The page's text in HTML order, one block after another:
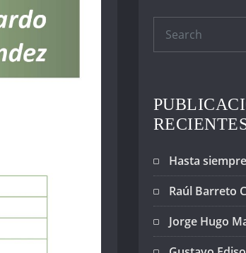
Hasta
Raúl Barreto
Jorge Hugo